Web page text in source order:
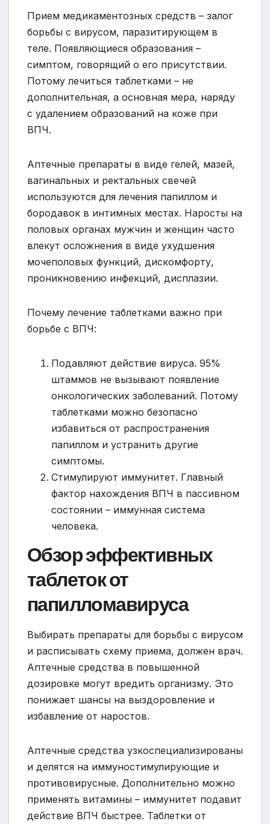
Прием медикаментозных средств – залог
борьбы с вирусом, паразитирующем в
теле. Появляющиеся образования –
симптом, говорящий о его присутствии.
Потому лечиться таблетками – не
дополнительная, а основная мера, наряду
с удалением образований на коже при
ВПЧ.
Аптечные препараты в виде гелей, мазей,
вагинальных и ректальных свечей
используются для лечения папиллом и
бородавок в интимных местах. Наросты на
половых органах мужчин и женщин часто
влекут осложнения в виде ухудшения
мочеполовых функций, дискомфорту,
проникновению инфекций, дисплазии.
Почему лечение таблетками важно при
борьбе с ВПЧ:
Подавляют действие вируса. 95%
штаммов не вызывают появление
онкологических заболеваний. Потому
таблетками можно безопасно
избавиться от распространения
папиллом и устранить другие
симптомы.
Стимулируют иммунитет. Главный
фактор нахождения ВПЧ в пассивном
состоянии – иммунная система
человека.
Обзор эффективных
таблеток от
папилломавируса
Выбирать препараты для борьбы с вирусом
и расписывать схему приема, должен врач.
Аптечные средства в повышенной
дозировке могут вредить организму. Это
понижает шансы на выздоровление и
избавление от наростов.
Аптечные средства узкоспециализированы
и делятся на иммуностимулирующие и
противовирусные. Дополнительно можно
применять витамины – иммунитет подавит
действие ВПЧ быстрее. Таблетки от